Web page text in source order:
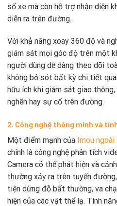
số xe mà còn hỗ trợ nhận diện
diễn ra trên đường.
Với khả năng xoay 360 độ và
giám sát mọi góc độ trên một
người dùng dễ dàng theo dõi
không bỏ sót bất kỳ chi tiết
hữu ích khi giám sát giao
nghẽn hay sự cố trên đường.
2. Công nghệ thông minh và
Một điểm mạnh của Imou
chính là công nghệ phân tích
Camera có thể phát hiện và
thường xảy ra trên tuyến
tiện dừng đỗ bất thường, va
hiện của các vật thể lạ. Tính